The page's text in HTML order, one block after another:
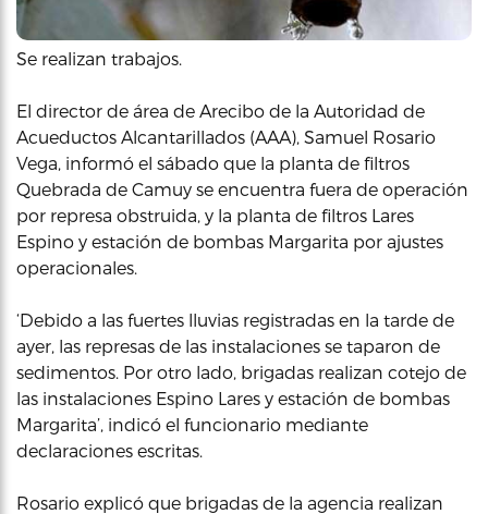
Se realizan trabajos.
El director de área de Arecibo de la Autoridad de
Acueductos Alcantarillados (AAA), Samuel Rosario
Vega, informó el sábado que la planta de filtros
Quebrada de Camuy se encuentra fuera de operación
por represa obstruida, y la planta de filtros Lares
Espino y estación de bombas Margarita por ajustes
operacionales.
‘Debido a las fuertes lluvias registradas en la tarde de
ayer, las represas de las instalaciones se taparon de
sedimentos. Por otro lado, brigadas realizan cotejo de
las instalaciones Espino Lares y estación de bombas
Margarita’, indicó el funcionario mediante
declaraciones escritas.
Rosario explicó que brigadas de la agencia realizan